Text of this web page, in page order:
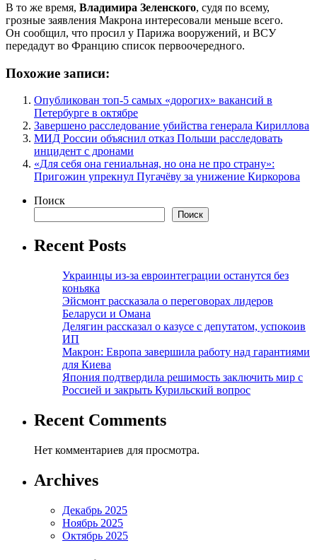
В то же время, Владимира Зеленского, судя по всему,
грозные заявления Макрона интересовали меньше всего.
Он сообщил, что просил у Парижа вооружений, и ВСУ
передадут во Францию список первоочередного.
Похожие записи:
Опубликован топ-5 самых «дорогих» вакансий в
Петербурге в октябре
Завершено расследование убийства генерала Кириллова
МИД России объяснил отказ Польши расследовать
инцидент с дронами
«Для себя она гениальная, но она не про страну»:
Пригожин упрекнул Пугачёву за унижение Киркорова
Поиск
Поиск
Recent Posts
Украинцы из-за евроинтеграции останутся без
коньяка
Эйсмонт рассказала о переговорах лидеров
Беларуси и Омана
Делягин рассказал о казусе с депутатом, успокоив
ИП
Макрон: Европа завершила работу над гарантиями
для Киева
Япония подтвердила решимость заключить мир с
Россией и закрыть Курильский вопрос
Recent Comments
Нет комментариев для просмотра.
Archives
Декабрь 2025
Ноябрь 2025
Октябрь 2025